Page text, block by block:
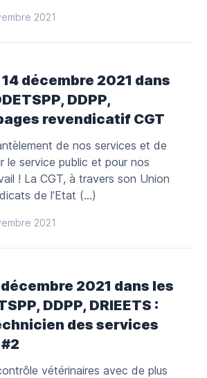
2021
décembre 2021 dans
DDPP,
revendicatif CGT
de nos services et de
le service public et pour nos
! La CGT, à travers son Union
de l’Etat (…)
2021
2021 dans les
DDPP, DRIEETS :
des services
vétérinaires avec de plus